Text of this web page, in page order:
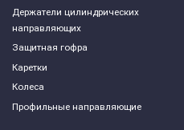
Держатели цилиндрических
направляющих
Защитная гофра
Каретки
Колеса
Профильные направляющие